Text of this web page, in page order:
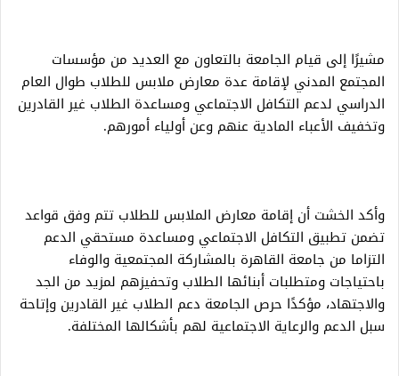
مشيرًا إلى قيام الجامعة بالتعاون مع العديد من مؤسسات
المجتمع المدني لإقامة عدة معارض ملابس للطلاب طوال العام
الدراسي لدعم التكافل الاجتماعي ومساعدة الطلاب غير القادرين
وتخفيف الأعباء المادية عنهم وعن أولياء أمورهم.
وأكد الخشت أن إقامة معارض الملابس للطلاب تتم وفق قواعد
تضمن تطبيق التكافل الاجتماعي ومساعدة مستحقي الدعم
التزاما من جامعة القاهرة بالمشاركة المجتمعية والوفاء
باحتياجات ومتطلبات أبنائها الطلاب وتحفيزهم لمزيد من الجد
والاجتهاد، مؤكدًا حرص الجامعة دعم الطلاب غير القادرين وإتاحة
سبل الدعم والرعاية الاجتماعية لهم بأشكالها المختلفة.